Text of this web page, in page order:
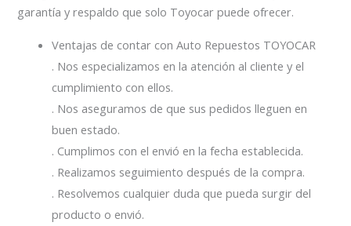
garantía y respaldo que solo Toyocar puede ofrecer.
Ventajas de contar con Auto Repuestos TOYOCAR
. Nos especializamos en la atención al cliente y el
cumplimiento con ellos.
. Nos aseguramos de que sus pedidos lleguen en
buen estado.
. Cumplimos con el envió en la fecha establecida.
. Realizamos seguimiento después de la compra.
. Resolvemos cualquier duda que pueda surgir del
producto o envió.